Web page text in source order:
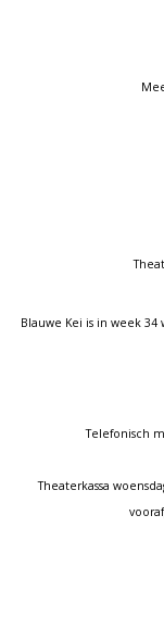
Blauwe Kei is in week
Telefonisch
Theaterkassa